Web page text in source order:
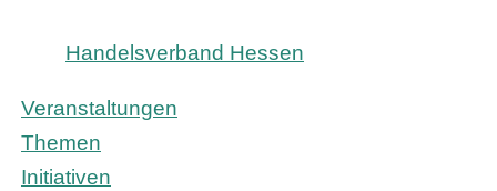
Handelsverband Hessen
Veranstaltungen
Themen
Initiativen